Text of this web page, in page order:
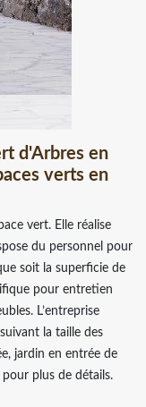
d'Arbres en
verts en
vert. Elle réalise
du personnel pour
soit la superficie de
pour entretien
L’entreprise
la taille des
jardin en entrée de
pour plus de détails.